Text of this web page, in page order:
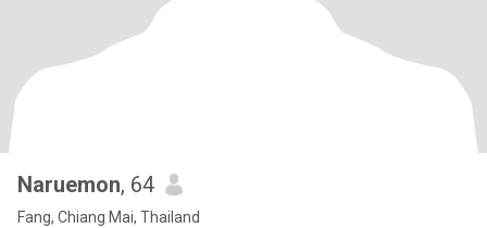
Naruemon, 64
Fang, Chiang Mai, Thailand